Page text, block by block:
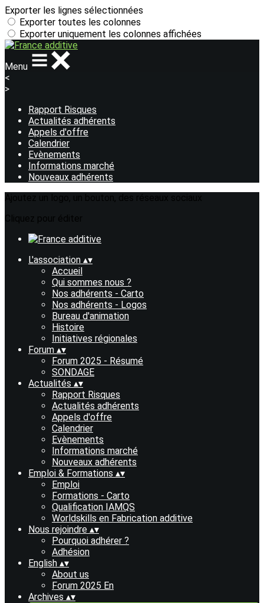
Exporter les lignes sélectionnées
Exporter toutes les colonnes
Exporter uniquement les colonnes affichées
Menu
<
>
Rapport Risques
Actualités adhérents
Appels d'offre
Calendrier
Evènements
Informations marché
Nouveaux adhérents
L'association ▴▾
Accueil
Qui sommes nous ?
Nos adhérents - Carto
Nos adhérents - Logos
Bureau d'animation
Histoire
Initiatives régionales
Forum ▴▾
Forum 2025 - Résumé
SONDAGE
Actualités ▴▾
Rapport Risques
Actualités adhérents
Appels d'offre
Calendrier
Evènements
Informations marché
Nouveaux adhérents
Emploi & Formations ▴▾
Emploi
Formations - Carto
Qualification IAMQS
Worldskills en Fabrication additive
Nous rejoindre ▴▾
Pourquoi adhérer ?
Adhésion
English ▴▾
About us
Forum 2025 En
Archives ▴▾